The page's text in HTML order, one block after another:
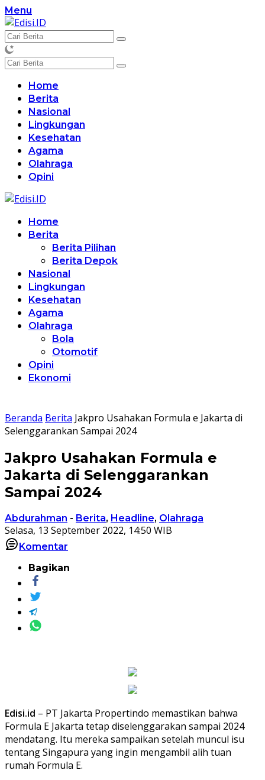
Langsung
ke
konten
Menu
Home
Berita
Nasional
Lingkungan
Kesehatan
Agama
Olahraga
Opini
Home
Berita
Berita Pilihan
Berita Depok
Nasional
Lingkungan
Kesehatan
Agama
Olahraga
Bola
Otomotif
Opini
Ekonomi
Beranda Berita Jakpro Usahakan Formula e Jakarta di
Selenggarankan Sampai 2024
Jakpro Usahakan Formula e
Jakarta di Selenggarankan
Sampai 2024
Abdurahman - Berita, Headline, Olahraga
Selasa, 13 September 2022, 14:50 WIB
Komentar
Bagikan
Edisi.id – PT Jakarta Propertindo memastikan bahwa
Formula E Jakarta tetap diselenggarakan sampai 2024
mendatang. Itu mereka sampaikan setelah muncul isu
tentang Singapura yang ingin mengambil alih tuan
rumah Formula E.